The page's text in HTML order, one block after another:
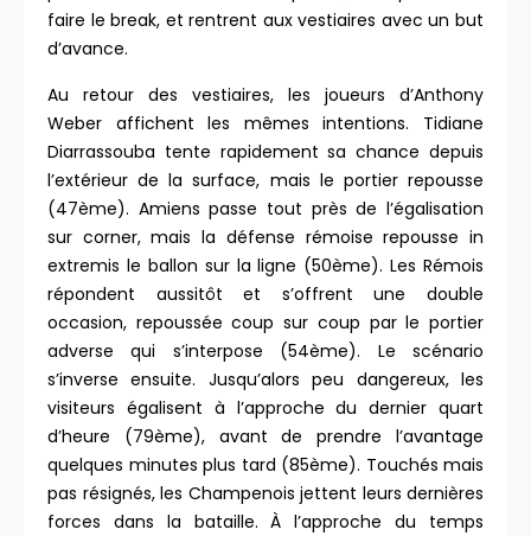
faire le break, et rentrent aux vestiaires avec un but
d’avance.
Au retour des vestiaires, les joueurs d’Anthony
Weber affichent les mêmes intentions. Tidiane
Diarrassouba tente rapidement sa chance depuis
l’extérieur de la surface, mais le portier repousse
(47ème). Amiens passe tout près de l’égalisation
sur corner, mais la défense rémoise repousse in
extremis le ballon sur la ligne (50ème). Les Rémois
répondent aussitôt et s’offrent une double
occasion, repoussée coup sur coup par le portier
adverse qui s’interpose (54ème). Le scénario
s’inverse ensuite. Jusqu’alors peu dangereux, les
visiteurs égalisent à l’approche du dernier quart
d’heure (79ème), avant de prendre l’avantage
quelques minutes plus tard (85ème). Touchés mais
pas résignés, les Champenois jettent leurs dernières
forces dans la bataille. À l’approche du temps